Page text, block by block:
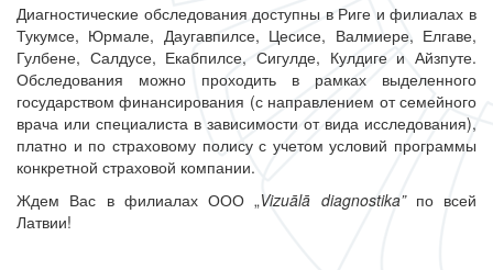
Диагностические обследования доступны в Риге и филиалах в
Тукумсе, Юрмале, Даугавпилсе, Цесисе, Валмиере, Елгаве,
Гулбене, Салдусе, Екабпилсе, Сигулде, Кулдиге и Айзпуте.
Обследования можно проходить в рамках выделенного
государством финансирования (с направлением от семейного
врача или специалиста в зависимости от вида исследования),
платно и по страховому полису с учетом условий программы
конкретной страховой компании.
Ждем Вас в филиалах ООО „Vizuālā diagnostika”по всей
Латвии!